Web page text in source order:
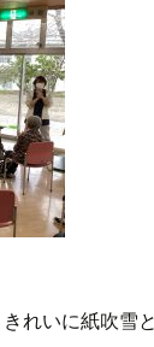
れいに紙吹雪